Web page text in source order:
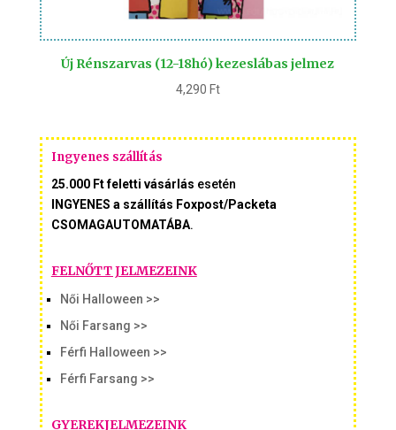
Új Rénszarvas (12-18hó) kezeslábas jelmez
4,290 Ft
Ingyenes szállítás
25.000 Ft feletti vásárlás esetén
INGYENES a szállítás Foxpost/Packeta
CSOMAGAUTOMATÁBA.
FELNŐTT JELMEZEINK
Női Halloween >>
Női Farsang >>
Férfi Halloween >>
Férfi Farsang >>
GYEREKJELMEZEINK